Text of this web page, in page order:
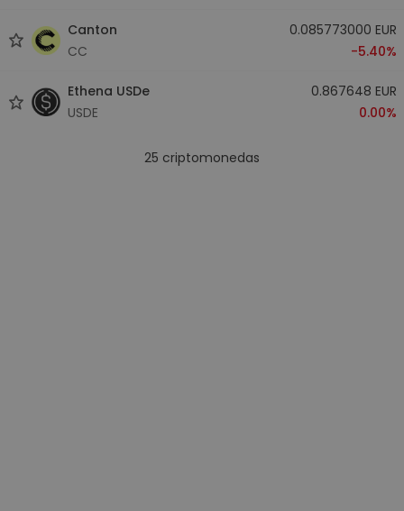
Canton
CC
0.085773000 EUR
-5.40%
Ethena USDe
USDE
0.867648 EUR
0.00%
25 criptomonedas